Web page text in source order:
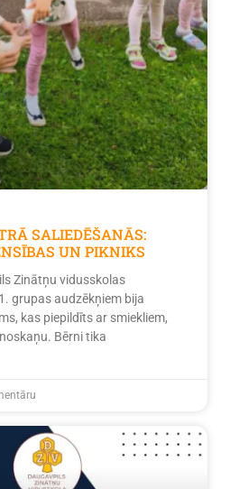
SALIEDĒŠANĀS:
UN PIKNIKS
Zinātņu vidusskolas
grupas audzēkņiem bija
kas piepildīts ar smiekliem,
Bērni tika